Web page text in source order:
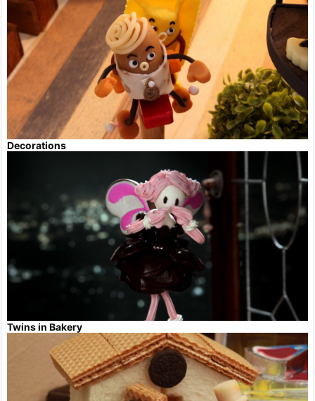
Decorations
Twins in Bakery